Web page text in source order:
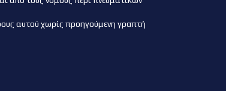
αυτού χωρίς προηγούμενη γραπτή